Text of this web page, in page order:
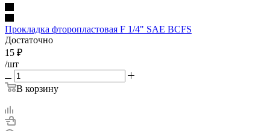
Прокладка фторопластовая F 1/4" SAE BCFS
Достаточно
15 ₽
/шт
В корзину